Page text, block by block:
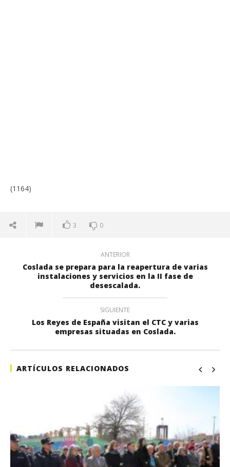
(1164)
3 0
ANTERIOR
Coslada se prepara para la reapertura de varias
instalaciones y servicios en la II fase de
desescalada.
SIGUIENTE
Los Reyes de España visitan el CTC y varias
empresas situadas en Coslada.
ARTÍCULOS RELACIONADOS